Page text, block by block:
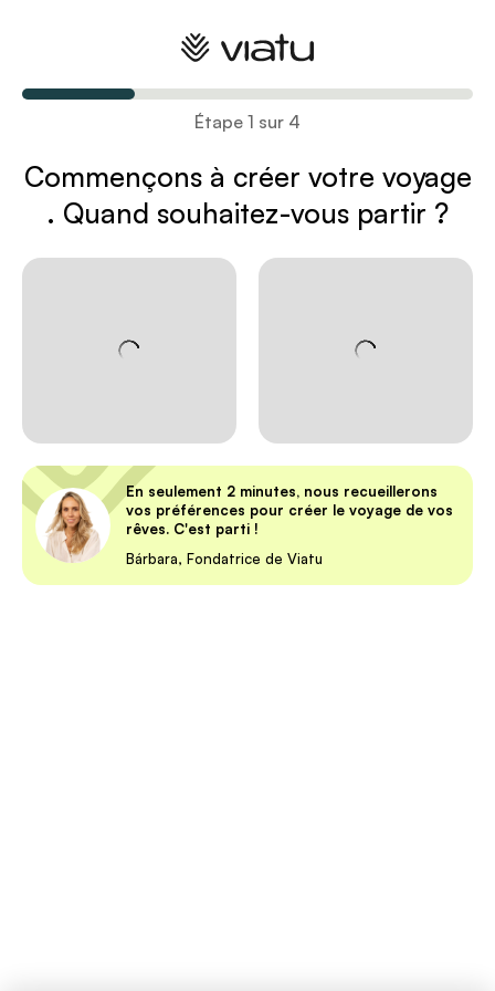
Étape 1 sur 4
Commençons à créer votre voyage
. Quand souhaitez-vous partir ?
En seulement 2 minutes, nous recueillerons
vos préférences pour créer le voyage de vos
rêves. C'est parti !
Bárbara, Fondatrice de Viatu